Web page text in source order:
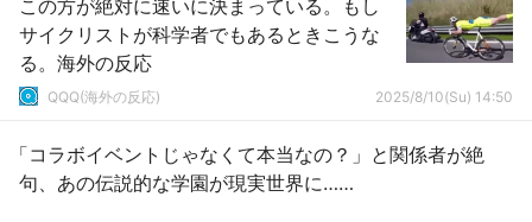
この方が絶対に速いに決まっている。もし
サイクリストが科学者でもあるときこうな
る。海外の反応
QQQ(海外の反応) 2025/8/10(Su) 14:50
「コラボイベントじゃなくて本当なの？」と関係者が絶
句、あの伝説的な学園が現実世界に……